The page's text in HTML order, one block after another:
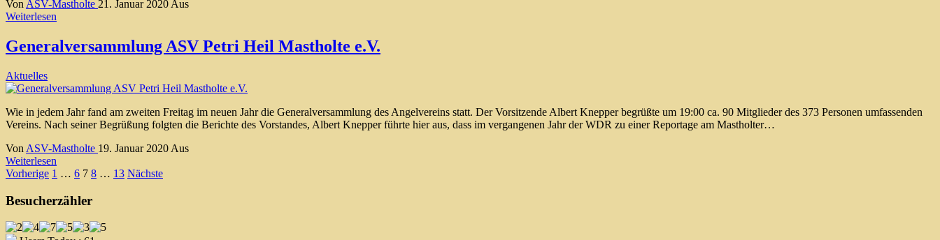
Von ASV-Mastholte 21. Januar 2020 Aus
Weiterlesen
Generalversammlung ASV Petri Heil Mastholte e.V.
Aktuelles
Wie in jedem Jahr fand am zweiten Freitag im neuen Jahr die Generalversammlung des Angelvereins statt. Der Vorsitzende Albert Knepper begrüßte um 19:00 ca. 90 Mitglieder des 373 Personen umfassenden
Vereins. Nach seiner Begrüßung folgten die Berichte des Vorstandes, Albert Knepper führte hier aus, dass im vergangenen Jahr der WDR zu einer Reportage am Mastholter…
Von ASV-Mastholte 19. Januar 2020 Aus
Weiterlesen
Seitennummerierung
der
Vorherige 1 … 6 7 8 … 13 Nächste
Besucherzähler